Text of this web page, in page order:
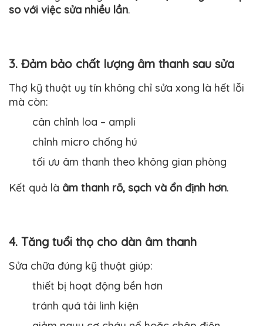
so với việc sửa nhiều lần.
3. Đảm bảo chất lượng âm thanh sau sửa
Thợ kỹ thuật uy tín không chỉ sửa xong là hết lỗi
mà còn:
cân chỉnh loa – ampli
chỉnh micro chống hú
tối ưu âm thanh theo không gian phòng
Kết quả là âm thanh rõ, sạch và ổn định hơn.
4. Tăng tuổi thọ cho dàn âm thanh
Sửa chữa đúng kỹ thuật giúp:
thiết bị hoạt động bền hơn
tránh quá tải linh kiện